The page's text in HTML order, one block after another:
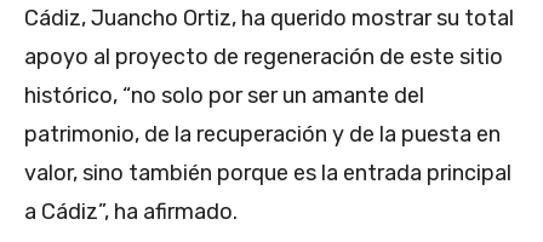
Cádiz, Juancho Ortiz, ha querido mostrar su total
apoyo al proyecto de regeneración de este sitio
histórico, “no solo por ser un amante del
patrimonio, de la recuperación y de la puesta en
valor, sino también porque es la entrada principal
a Cádiz”, ha afirmado.